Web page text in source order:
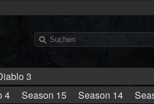
3
4 Season 15 Season 14